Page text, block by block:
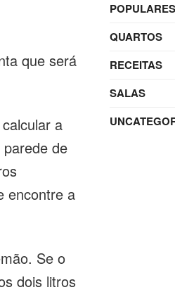
que será
a
de
encontre a
Se o
dois litros
POPULARES
QUARTOS
RECEITAS
SALAS